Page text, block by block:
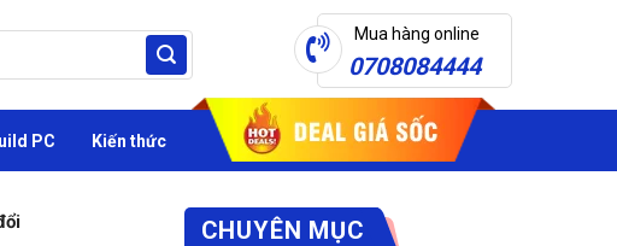
Mua hàng online
0708084444
PC Kiến thức
CHUYÊN MỤC